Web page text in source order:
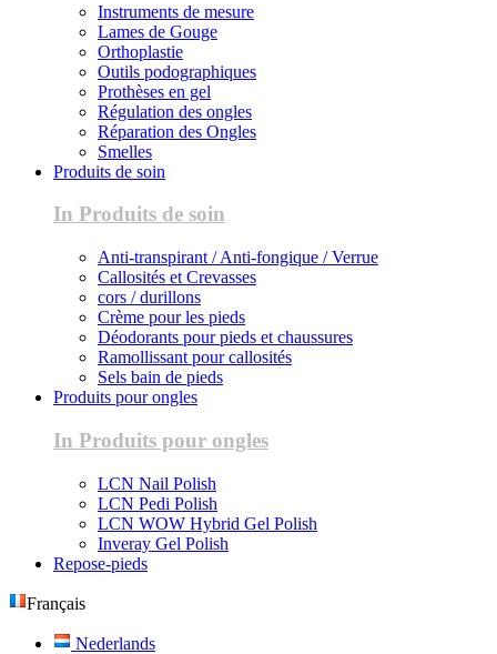
Instruments de mesure
Lames de Gouge
Orthoplastie
Outils podographiques
Prothèses en gel
Régulation des ongles
Réparation des Ongles
Smelles
Produits de soin
In Produits de soin
Anti-transpirant / Anti-fongique / Verrue
Callosités et Crevasses
cors / durillons
Crème pour les pieds
Déodorants pour pieds et chaussures
Ramollissant pour callosités
Sels bain de pieds
Produits pour ongles
In Produits pour ongles
LCN Nail Polish
LCN Pedi Polish
LCN WOW Hybrid Gel Polish
Inveray Gel Polish
Repose-pieds
Français
Nederlands